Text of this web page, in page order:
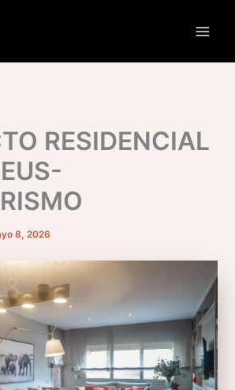
RESIDENCIAL
8, 2026